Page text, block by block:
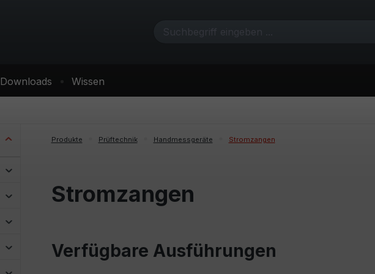
Downloads Wissen
Produkte Prüftechnik Handmessgeräte Stromzangen
Stromzangen
Verfügbare Ausführungen